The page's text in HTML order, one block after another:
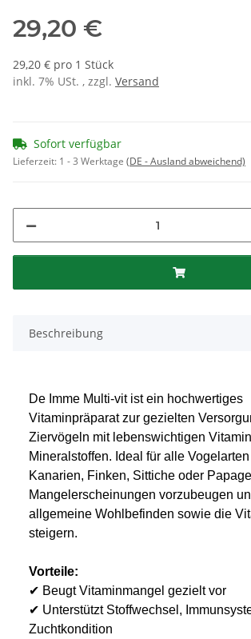
29,20 €
29,20 € pro 1 Stück
inkl. 7% USt. , zzgl. Versand
Sofort verfügbar
Lieferzeit: 1 - 3 Werktage (DE - Ausland abweichend)
Beschreibung
De Imme Multi-vit ist ein hochwertiges
Vitaminpräparat zur gezielten
Ziervögeln mit lebenswichtigen
Mineralstoffen. Ideal für alle
Kanarien, Finken, Sittiche oder
Mangelerscheinungen vorzubeugen
allgemeine Wohlbefinden sowie die
steigern.
Vorteile:
✔ Beugt Vitaminmangel gezielt vor
✔ Unterstützt Stoffwechsel,
Zuchtkondition